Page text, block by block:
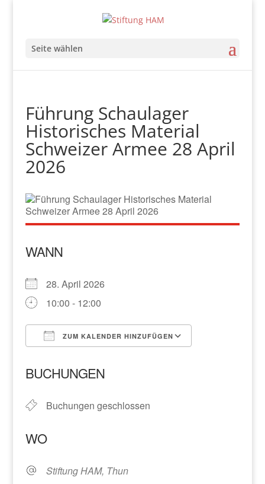
Seite wählen
Führung Schaulager
Historisches Material
Schweizer Armee 28 April
2026
WANN
28. April 2026
10:00 - 12:00
ZUM KALENDER HINZUFÜGEN
BUCHUNGEN
Buchungen geschlossen
WO
Stiftung HAM, Thun